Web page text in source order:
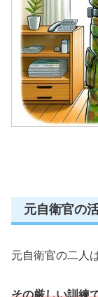
元自衛官の
元自衛官の二人は